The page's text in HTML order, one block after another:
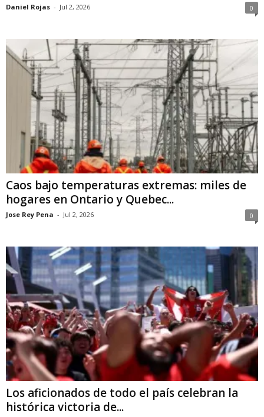
Daniel Rojas - Jul 2, 2026 0
Caos bajo temperaturas extremas: miles de
hogares en Ontario y Quebec...
Jose Rey Pena - Jul 2, 2026 0
Los aficionados de todo el país celebran la
histórica victoria de...